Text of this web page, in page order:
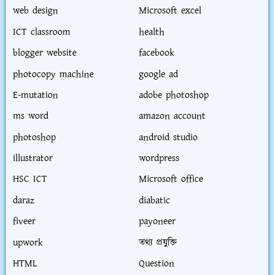
web design
Microsoft excel
ICT classroom
health
blogger website
facebook
photocopy machine
google ad
E-mutation
adobe photoshop
ms word
amazon account
photoshop
android studio
illustrator
wordpress
HSC ICT
Microsoft office
daraz
diabatic
fiveer
payoneer
upwork
তথ্য প্রযুক্তি
HTML
Question